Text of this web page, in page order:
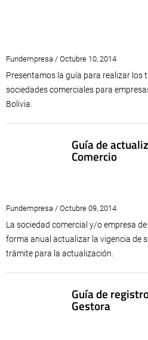
Fundempresa / Octubre 10, 2014
Presentamos la guía para realizar los
sociedades comerciales para
Bolivia.
Guía de
Comercio
Fundempresa / Octubre 09, 2014
La sociedad comercial y/o empresa
forma anual actualizar la vigencia de
trámite para la actualización.
Guía de
Gestora